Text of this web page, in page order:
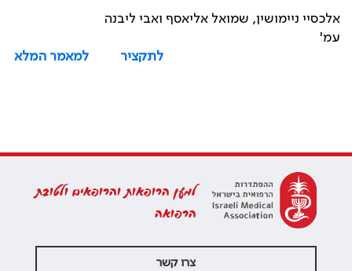
אלכסיי ניימושין, שמואל אליאסף ואבי ליבנה
עמ'
לתקציר
למאמר המלא
למען הרופאות והרופאים ולטובת
הרפואה
צרו קשר